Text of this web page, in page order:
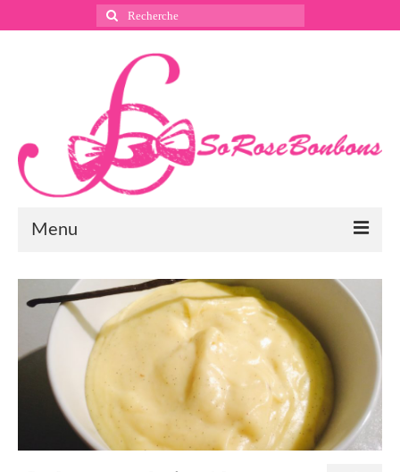
Rechercher
:
Menu
Suivez nous
Instagram
Pinterest
Facebook
Liste